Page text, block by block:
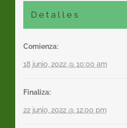
Detalles
Comienza:
18 junio, 2022 @ 10:00 am
Finaliza:
22 junio, 2022 @ 12:00 pm